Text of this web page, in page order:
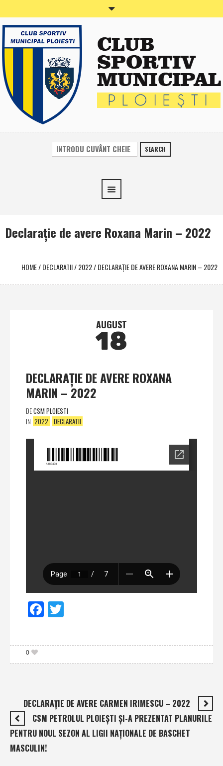
SEARCH
Declaraţie de avere Roxana Marin – 2022
HOME/DECLARATII/2022/DECLARAŢIE DE AVERE ROXANA MARIN – 2022
AUGUST
18
DECLARAŢIE DE AVERE ROXANA
MARIN – 2022
DECSM PLOIESTI
IN 2022 DECLARATII
Facebook
0
DECLARAŢIE DE AVERE CARMEN IRIMESCU – 2022
CSM PETROLUL PLOIEŞTI ŞI-A PREZENTAT PLANURILE
PENTRU NOUL SEZON AL LIGII NAŢIONALE DE BASCHET
MASCULIN!